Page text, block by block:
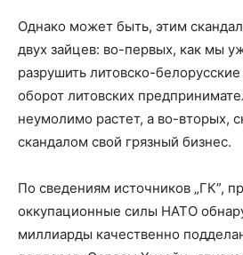
Однако может быть, этим
двух зайцев: во-первых, как мы
разрушить литовско-
оборот литовских
неумолимо растет, а во-вторых,
скандалом свой грязный бизнес.
По сведениям источников „ГК”,
оккупационные силы НАТО
миллиарды качественно